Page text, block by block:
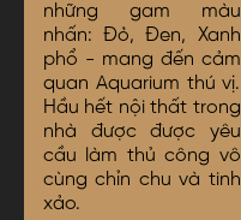
những gam màu
nhấn: Đỏ, Đen, Xanh
phổ - mang đến cảm
quan Aquarium thú vị.
Hầu hết nội thất trong
nhà được được yêu
cầu làm thủ công vô
cùng chỉn chu và tinh
xảo.